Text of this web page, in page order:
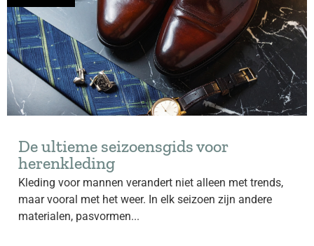
De ultieme seizoensgids voor
herenkleding
Kleding voor mannen verandert niet alleen met trends,
maar vooral met het weer. In elk seizoen zijn andere
materialen, pasvormen...